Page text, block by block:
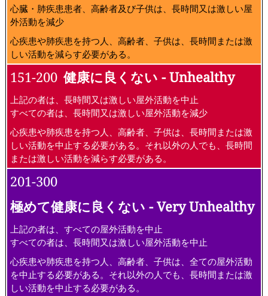
心臓・肺疾患患者、高齢者及び子供は、長時間又は激しい屋
外活動を減少
心疾患や肺疾患を持つ人、高齢者、子供は、長時間または激
しい活動を減らす必要がある。
151-200 健康に良くない - Unhealthy
上記の者は、長時間又は激しい屋外活動を中止
すべての者は、長時間又は激しい屋外活動を減少
心疾患や肺疾患を持つ人、高齢者、子供は、長時間または激
しい活動を中止する必要がある。それ以外の人でも、長時間
または激しい活動を減らす必要がある。
201-300
極めて健康に良くない - Very Unhealthy
上記の者は、すべての屋外活動を中止
すべての者は、長時間又は激しい屋外活動を中止
心疾患や肺疾患を持つ人、高齢者、子供は、全ての屋外活動
を中止する必要がある。それ以外の人でも、長時間または激
しい活動を中止する必要がある。